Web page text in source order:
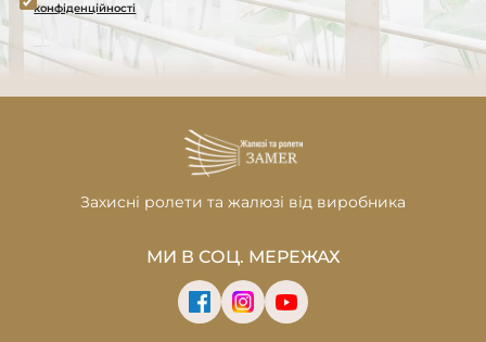
конфіденційності
Захисні ролети та жалюзі від виробника
МИ В СОЦ. МЕРЕЖАХ